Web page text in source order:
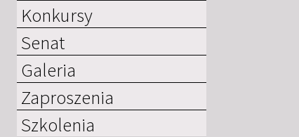
Konkursy
Senat
Galeria
Zaproszenia
Szkolenia